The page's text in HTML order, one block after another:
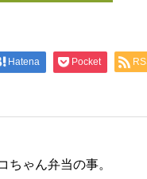
Hatena Pocket
ちゃん弁当の事。